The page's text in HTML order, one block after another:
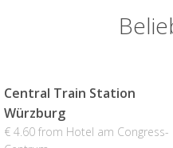
Central Train Station
Würzburg
€ 4.60 from Hotel am Congress-